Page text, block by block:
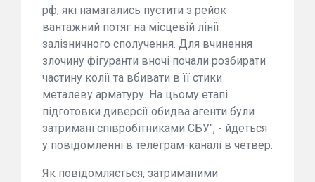
рф, які намагались пустити з рейок
вантажний потяг на місцевій лінії
залізничного сполучення. Для вчинення
злочину фігуранти вночі почали розбирати
частину колії та вбивати в її стики
металеву арматуру. На цьому етапі
підготовки диверсії обидва агенти були
затримані співробітниками СБУ", - йдеться
у повідомленні в телеграм-каналі в четвер.
Як повідомляється, затриманими